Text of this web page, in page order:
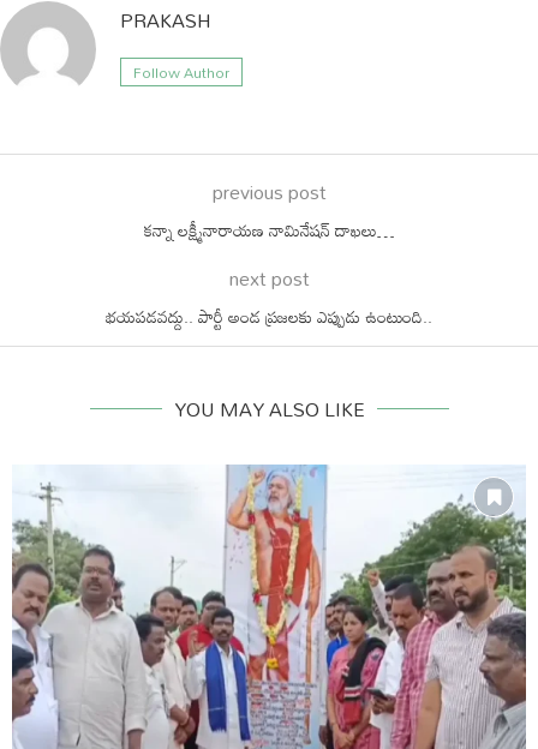
PRAKASH
Follow Author
previous post
కన్నా లక్ష్మీనారాయణ నామినేషన్ దాఖలు…
next post
భయపడవద్దు.. పార్టీ అండ ప్రజలకు ఎప్పుడు ఉంటుంది..
YOU MAY ALSO LIKE